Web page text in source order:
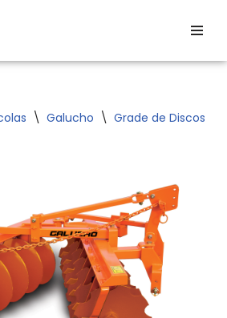
\ Galucho \ Grade de Discos